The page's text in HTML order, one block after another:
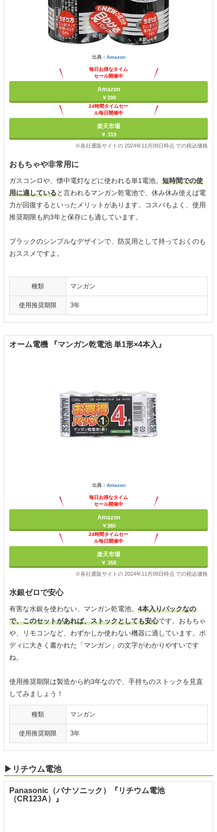
出典： Amazon
毎日お得なタイム
セール開催中
Amazon
￥399
24時間タイムセー
ル毎日開催中
楽天市場
￥ 319
※各社通販サイトの 2024年11月09日時点 での税込価格
おもちゃや非常用に
ガスコンロや、懐中電灯などに使われる単1電池。 短時間での使
用に適していると言われるマンガン乾電池で、休み休み使えば電
力が回復するといったメリットがあります。コスパもよく、使用
推奨期限も約3年と保存にも適しています。
ブラックのシンプルなデザインで、防災用として持っておくのも
おススメですよ。
種類 マンガン
使用推奨期限 3年
オーム電機 『マンガン乾電池 単1形×4本入』
出典： Amazon
毎日お得なタイム
セール開催中
Amazon
￥380
24時間タイムセー
ル毎日開催中
楽天市場
￥ 358
※各社通販サイトの 2024年11月09日時点 での税込価格
水銀ゼロで安心
有害な水銀を使わない、マンガン乾電池。 4本入りパックなの
で、このセットがあれば、ストックとしても安心です。おもちゃ
や、リモコンなど、わずかしか使わない機器に適しています。ボ
ディに大きく書かれた「マンガン」の文字がわかりやすいです
ね。
使用推奨期限は製造から約3年なので、手持ちのストックを見直
してみましょう！
種類 マンガン
使用推奨期限 3年
▶リチウム電池
Panasonic（パナソニック）『リチウム電池
（CR123A）』